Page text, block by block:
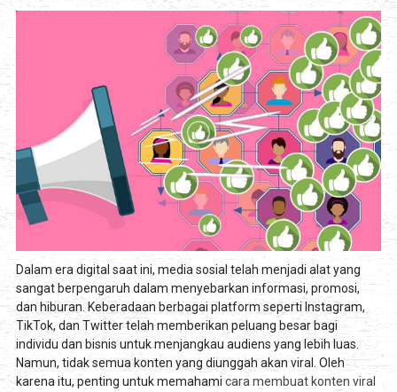
Dalam era digital saat ini, media sosial telah menjadi alat yang
sangat berpengaruh dalam menyebarkan informasi, promosi,
dan hiburan. Keberadaan berbagai platform seperti Instagram,
TikTok, dan Twitter telah memberikan peluang besar bagi
individu dan bisnis untuk menjangkau audiens yang lebih luas.
Namun, tidak semua konten yang diunggah akan viral. Oleh
karena itu, penting untuk memahamicara membuat konten viral